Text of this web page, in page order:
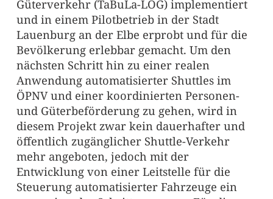
Güterverkehr (TaBuLa-LOG) implementiert
und in einem Pilotbetrieb in der Stadt
Lauenburg an der Elbe erprobt und für die
Bevölkerung erlebbar gemacht. Um den
nächsten Schritt hin zu einer realen
Anwendung automatisierter Shuttles im
ÖPNV und einer koordinierten Personen-
und Güterbeförderung zu gehen, wird in
diesem Projekt zwar kein dauerhafter und
öffentlich zugänglicher Shuttle-Verkehr
mehr angeboten, jedoch mit der
Entwicklung von einer Leitstelle für die
Steuerung automatisierter Fahrzeuge ein